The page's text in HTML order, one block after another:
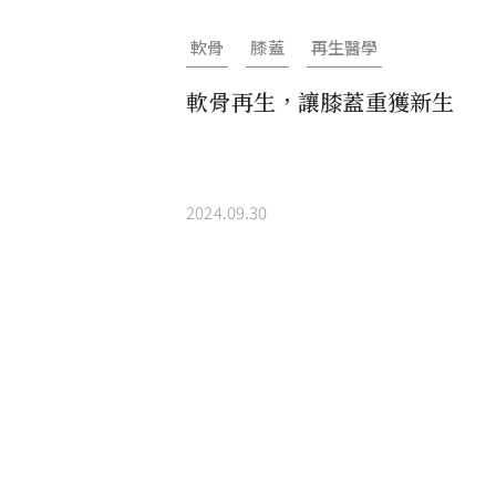
軟骨 膝蓋 再生醫學
軟骨再生，讓膝蓋重獲新生
2024.09.30